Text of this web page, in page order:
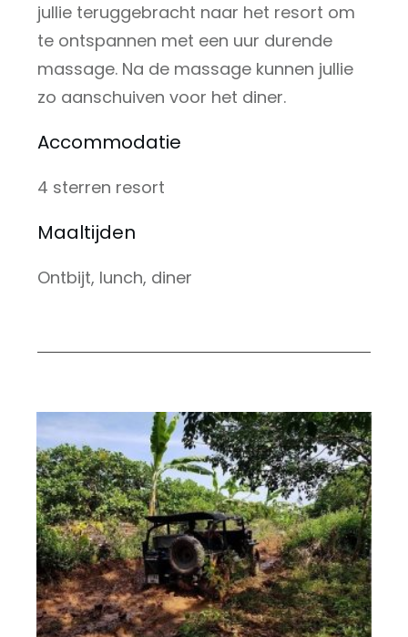
jullie teruggebracht naar het resort om
te ontspannen met een uur durende
massage. Na de massage kunnen jullie
zo aanschuiven voor het diner.
Accommodatie
4 sterren resort
Maaltijden
Ontbijt, lunch, diner